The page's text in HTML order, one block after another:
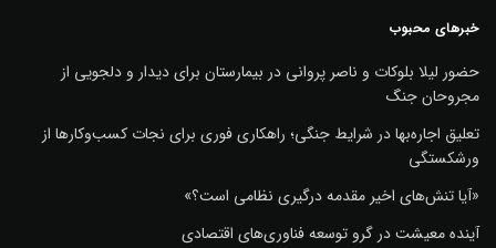
خبرهای محبوب
حضور لیلا بلوکات و ناصر پروانی در بیمارستان برای دیدار و دلجویی از
مجروحان جنگ
تعلیق اجاره‌بها در شرایط جنگی؛ راهکاری فوری برای نجات کسب‌وکارها از
ورشکستگی
«آیا تنش‌های اخیر مقدمه درگیری نظامی است؟»
آینده معیشت در گرو توسعه فناوری‌های اقتصادی